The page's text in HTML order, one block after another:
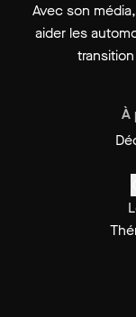
Avec son
aider les
À